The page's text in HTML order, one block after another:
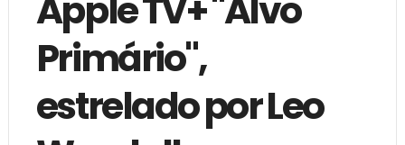
Apple TV+ "Alvo
Primário",
estrelado por Leo